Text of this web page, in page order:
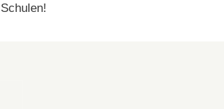
Schulen!